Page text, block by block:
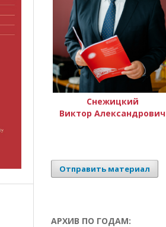
Снежицкий
Виктор Александрович
Отправить материал
АРХИВ ПО ГОДАМ: